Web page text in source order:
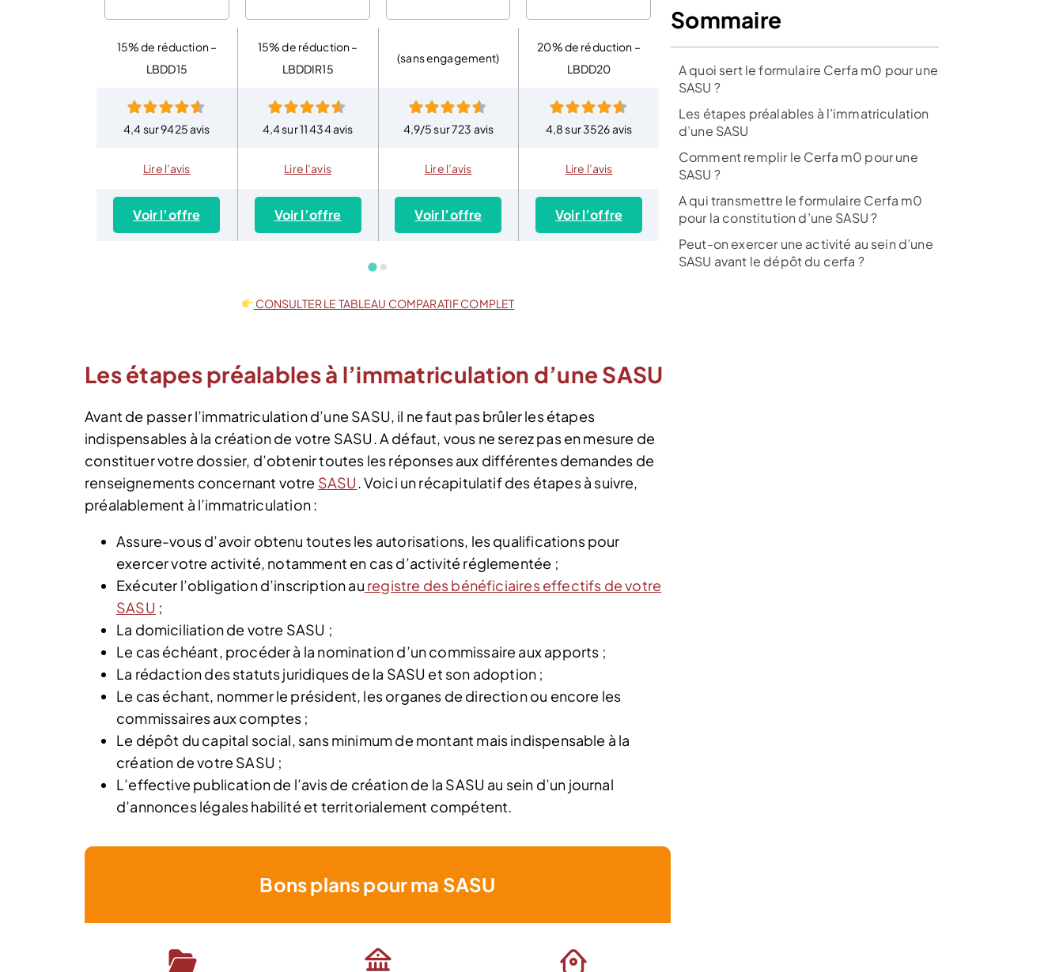
15% de réduction –
LBDD15
4,4 sur 9425 avis
Lire l’avis
Voir l’offre
15% de réduction –
LBDDIR15
4,4 sur 11 434 avis
Lire l’avis
Voir l’offre
(sans engagement)
4,9/5 sur 723 avis
Lire l’avis
Voir l’offre
20% de réduction –
LBDD20
4,8 sur 3526 avis
Lire l’avis
Voir l’offre
4,8 sur 1267 avis
Voir l’offre
CONSULTER LE TABLEAU COMPARATIF COMPLET
Les étapes préalables à l’immatriculation d’une SASU
Avant de passer l’immatriculation d’une SASU, il ne faut pas brûler les étapes
indispensables à la création de votre SASU. A défaut, vous ne serez pas en mesure de
constituer votre dossier, d’obtenir toutes les réponses aux différentes demandes de
renseignements concernant votre SASU. Voici un récapitulatif des étapes à suivre,
préalablement à l’immatriculation :
Assure-vous d’avoir obtenu toutes les autorisations, les qualifications pour
exercer votre activité, notamment en cas d’activité réglementée ;
Exécuter l’obligation d’inscription au registre des bénéficiaires effectifs de votre
SASU ;
La domiciliation de votre SASU ;
Le cas échéant, procéder à la nomination d’un commissaire aux apports ;
La rédaction des statuts juridiques de la SASU et son adoption ;
Le cas échant, nommer le président, les organes de direction ou encore les
commissaires aux comptes ;
Le dépôt du capital social, sans minimum de montant mais indispensable à la
création de votre SASU ;
L’effective publication de l’avis de création de la SASU au sein d’un journal
d’annonces légales habilité et territorialement compétent.
Bons plans pour ma SASU
Sommaire
A quoi sert le formulaire Cerfa m0 pour une
SASU ?
Les étapes préalables à l’immatriculation
d’une SASU
Comment remplir le Cerfa m0 pour une
SASU ?
A qui transmettre le formulaire Cerfa m0
pour la constitution d’une SASU ?
Peut-on exercer une activité au sein d’une
SASU avant le dépôt du cerfa ?